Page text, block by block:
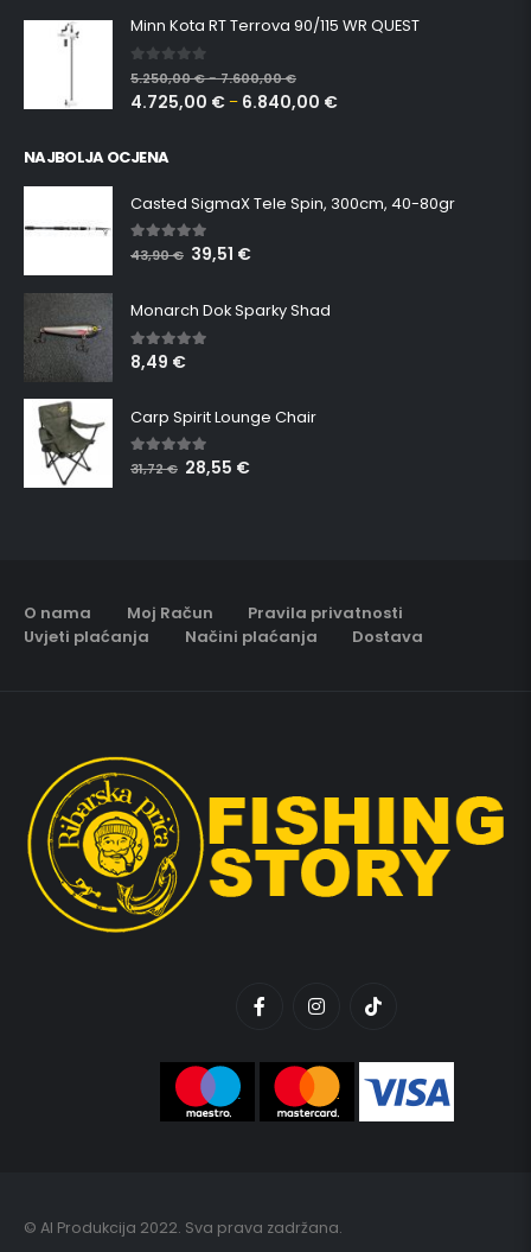
Minn Kota RT Terrova 90/115 WR QUEST
0 out of 5
5.250,00€–7.600,00€
4.725,00 € – 6.840,00 €
NAJBOLJA OCJENA
Casted SigmaX Tele Spin, 300cm, 40-80gr
5.00out of 5
43,90€ 39,51 €
Monarch Dok Sparky Shad
5.00 out of 5
8,49 €
Carp Spirit Lounge Chair
5.00 out of 5
31,72€ 28,55 €
O nama Moj Račun
Pravila privatnosti
Uvjeti plaćanja
Načini plaćanja Dostava
© AI Produkcija 2022. Sva prava zadržana.